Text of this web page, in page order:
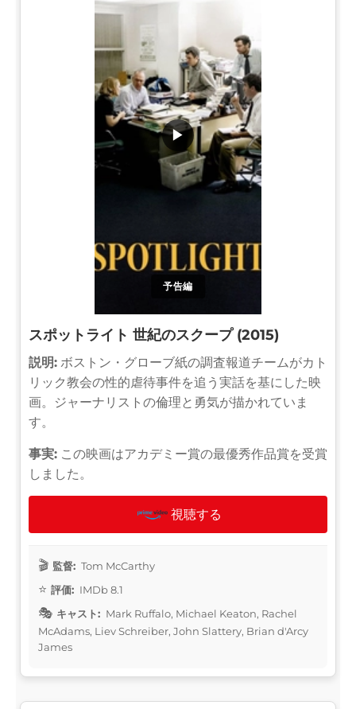
予告編
▶
スポットライト 世紀のスクープ (2015)
説明: ボストン・グローブ紙の調査報道チームがカト
リック教会の性的虐待事件を追う実話を基にした映
画。ジャーナリストの倫理と勇気が描かれていま
す。
事実: この映画はアカデミー賞の最優秀作品賞を受賞
しました。
視聴する
監督: Tom McCarthy
評価: IMDb 8.1
キャスト: Mark Ruffalo, Michael Keaton, Rachel
McAdams, Liev Schreiber, John Slattery, Brian d'Arcy
James